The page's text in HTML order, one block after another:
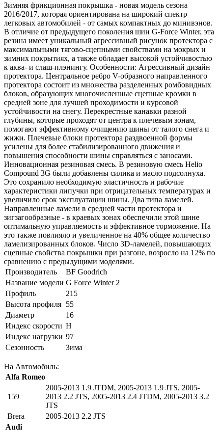
Зимняя фрикционная покрышка - новая модель сезона
2016/2017, которая ориентирована на широкий спектр
легковых автомобилей - от самых компактных до минивэнов.
В отличие от предыдущего поколения шин G-Force Winter, эта
резина имеет уникальный агрессивный рисунок протектора с
максимальными тягово-сцепными свойствами на мокрых и
зимних покрытиях, а также обладает высокой устойчивостью
к аква- и слаш-плэнингу. Особенности: Агрессивный дизайн
протектора. Центральное ребро V-образного направленного
протектора состоит из множества разделенных ромбовидных
блоков, образующих многочисленные сцепные кромки в
средней зоне для лучшей проходимости и курсовой
устойчивости на снегу. Перекрестные канавки разной
глубины, которые проходят от центра к плечевым зонам,
помогают эффективному очищению шины от талого снега и
жижи. Плечевые блоки протектора раздвоенной формы
усилены для более стабилизированного движения и
повышения способности шины справляться с заносами.
Инновационная резиновая смесь. В резиновую смесь Helio
Compound 3G были добавлены силика и масло подсолнуха.
Это сохранило необходимую эластичность и рабочие
характеристики липучки при отрицательных температурах и
увеличило срок эксплуатации шины. Два типа ламелей.
Направленные ламели в средней части протектора и
зигзагообразные - в краевых зонах обеспечили этой шине
оптимальную управляемость и эффективное торможение. На
это также повлияло и увеличенное на 40% общее количество
ламелизированных блоков. Число 3D-ламелей, повышающих
сцепные свойства покрышки при разгоне, возросло на 12% по
сравнению с предыдущими моделями.
Производитель
BF Goodrich
Название модели G Force Winter 2
Профиль
215
Высота профиля 55
Диаметр
16
Индекс скорости H
Индекс нагрузки 97
Сезонность
Зима
На Автомобиль:
Alfa Romeo
159
2005-2013 1.9 JTDM, 2005-2013 1.9 JTS, 2005-
2013 2.2 JTS, 2005-2013 2.4 JTDM, 2005-2013 3.2
JTS
Brera
2005-2013 2.2 JTS
Audi